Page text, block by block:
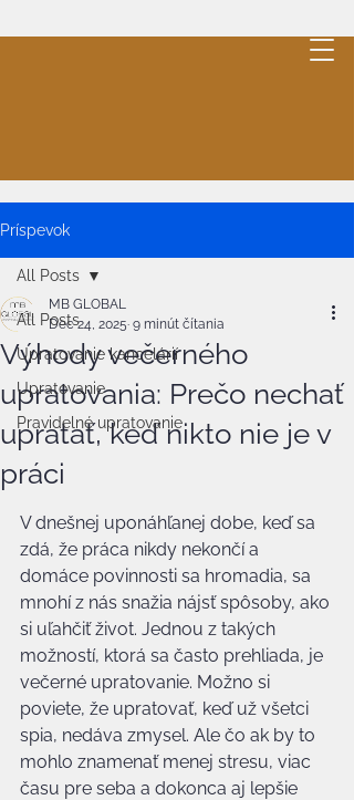
Príspevok
All Posts
Upratovanie kancelárií
Upratovanie
Pravidelné upratovanie
All Posts
Výhody večerného
upratovania: Prečo nechať
upratať, keď nikto nie je v
práci
MB GLOBAL
Dec 24, 2025 9 minút čítania
V dnešnej uponáhľanej dobe, keď sa
zdá, že práca nikdy nekončí a
domáce povinnosti sa hromadia, sa
mnohí z nás snažia nájsť spôsoby, ako
si uľahčiť život. Jednou z takých
možností, ktorá sa často prehliada, je
večerné upratovanie. Možno si
poviete, že upratovať, keď už všetci
spia, nedáva zmysel. Ale čo ak by to
mohlo znamenať menej stresu, viac
času pre seba a dokonca aj lepšie